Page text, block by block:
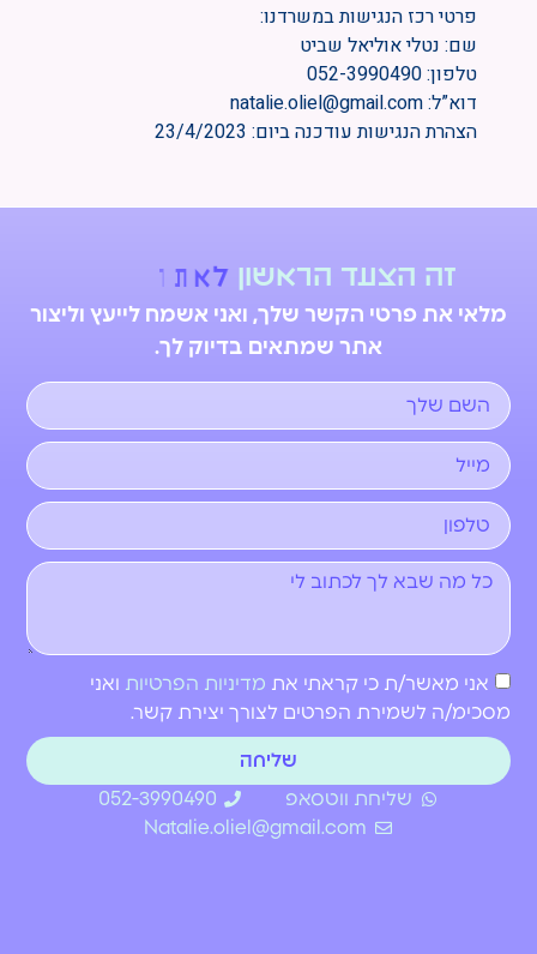
פרטי רכז הנגישות במשרדנו:
שם: נטלי אוליאל שביט
טלפון: 052-3990490
דוא”ל: natalie.oliel@gmail.com
הצהרת הנגישות עודכנה ביום: 23/4/2023
זה הצעד הראשון לא ת ר
מלאי את פרטי הקשר שלך, ואני אשמח לייעץ וליצור
אתר שמתאים בדיוק לך.
אני מאשר/ת כי קראתי את מדיניות הפרטיות ואני
מסכימ/ה לשמירת הפרטים לצורך יצירת קשר.
שליחה
שליחת ווטסאפ
052-3990490
Natalie.oliel@gmail.com